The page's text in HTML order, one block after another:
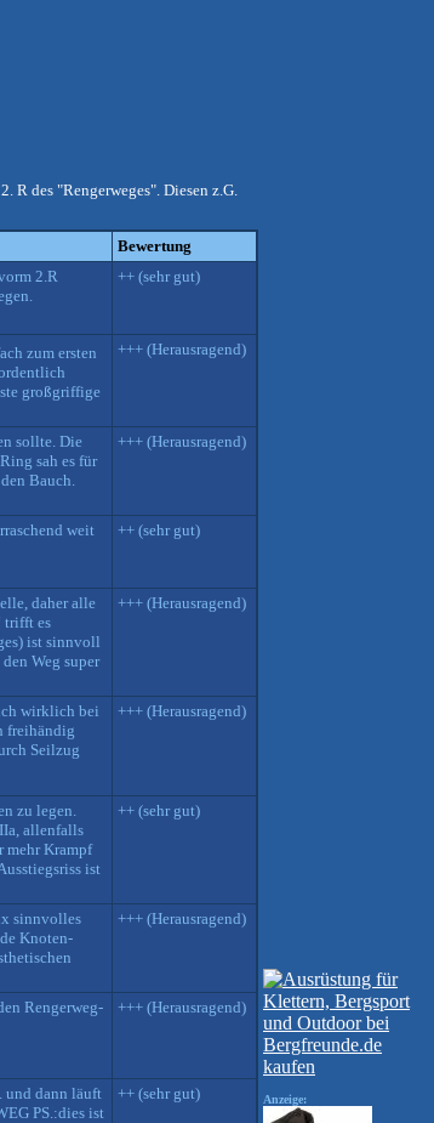
R des "Rengerweges". Diesen z.G.
Bewertung
2.R
++ (sehr gut)
zum ersten
großgriffige
+++ (Herausragend)
sollte. Die
sah es für
Bauch.
+++ (Herausragend)
weit
++ (sehr gut)
daher alle
trifft es
ist sinnvoll
Weg super
+++ (Herausragend)
wirklich bei
freihändig
Seilzug
+++ (Herausragend)
zu legen.
allenfalls
mehr Krampf
ist
++ (sehr gut)
sinnvolles
Knoten-
+++ (Herausragend)
Rengerweg-
+++ (Herausragend)
und dann läuft
PS.:dies ist
++ (sehr gut) Anzeige: